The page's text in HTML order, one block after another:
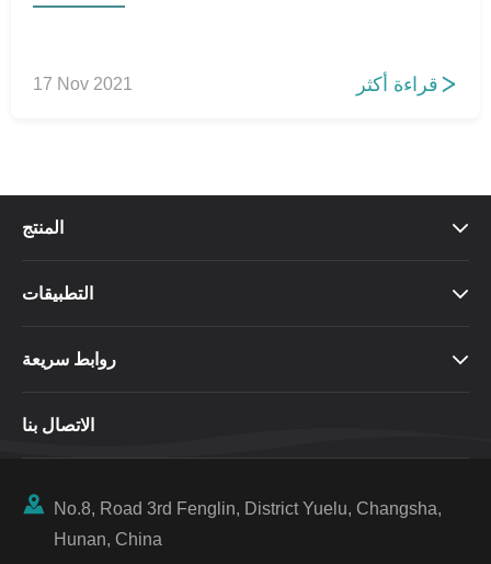
17 Nov 2021 قراءة أكثر 
المنتج 
التطبيقات 
روابط سريعة 
الاتصال بنا

No.8, Road 3rd Fenglin, District Yuelu, Changsha,
Hunan, China